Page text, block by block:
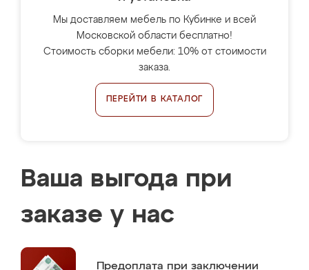
Мы доставляем мебель по Кубинке и всей
Московской области бесплатно!
Стоимость сборки мебели: 10% от стоимости
заказа.
ПЕРЕЙТИ В КАТАЛОГ
Ваша выгода при
заказе у нас
Предоплата при заключении